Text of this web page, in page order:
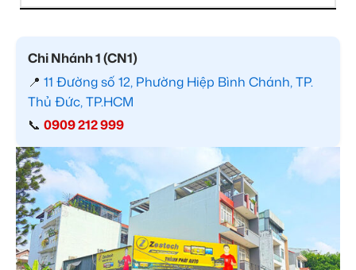
Chi Nhánh 1 (CN1)
📍 11 Đường số 12, Phường Hiệp Bình Chánh, TP.
Thủ Đức, TP.HCM
📞 0909 212 999